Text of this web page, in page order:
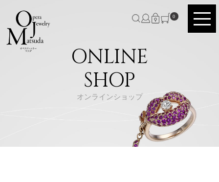
0
ONLINE
SHOP
オンラインショップ